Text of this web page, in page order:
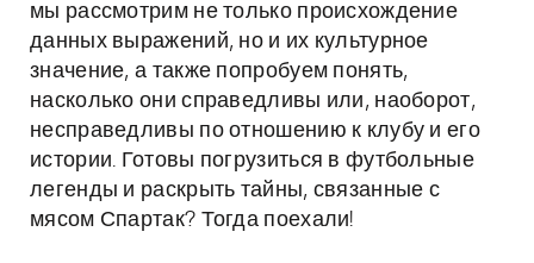
мы рассмотрим не только происхождение
данных выражений, но и их культурное
значение, а также попробуем понять,
насколько они справедливы или, наоборот,
несправедливы по отношению к клубу и его
истории. Готовы погрузиться в футбольные
легенды и раскрыть тайны, связанные с
мясом Спартак? Тогда поехали!